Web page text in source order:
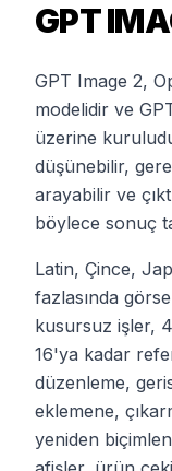
GPT
GPT Image 2,
modelidir ve
üzerine
düşünebilir,
arayabilir ve
böylece sonuç
Latin, Çince,
fazlasında
kusursuz işler,
16'ya kadar
düzenleme,
eklemene,
yeniden